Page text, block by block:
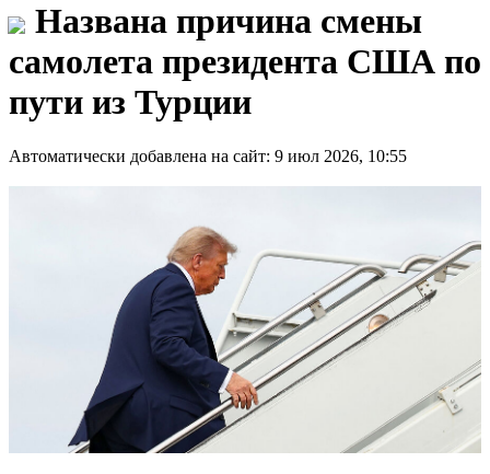
Названа причина смены
самолета президента США по
пути из Турции
Автоматически добавлена на сайт: 9 июл 2026, 10:55